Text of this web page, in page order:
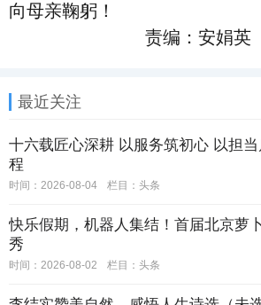
向母亲鞠躬！
责编：安娟英
最近关注
十六载匠心深耕 以服务筑初心 以担
程
时间：2026-08-04 栏目： 头条
快乐假期，机器人集结！首届北京萝
秀
时间：2026-08-02 栏目： 头条